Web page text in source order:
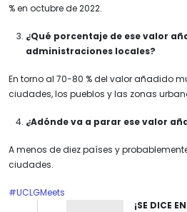
% en octubre de 2022.
¿Qué porcentaje de ese valor
administraciones locales?
En torno al 70-80 % del valor añadido
ciudades, los pueblos y las zonas
¿Adónde va a parar ese valor
A menos de diez países y
ciudades.
#UCLGMeets
¡SE DICE